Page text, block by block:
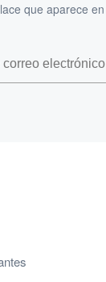
que aparece